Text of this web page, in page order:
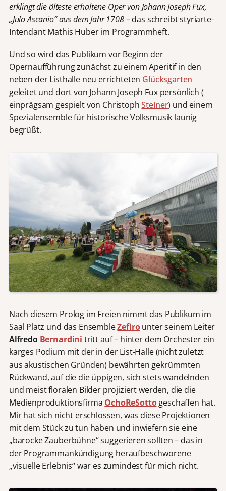
erklingt die älteste erhaltene Oper von Johann Joseph Fux,
„Julo Ascanio“ aus dem Jahr 1708 – das schreibt styriarte-
Intendant Mathis Huber im Programmheft.
Und so wird das Publikum vor Beginn der
Opernaufführung zunächst zu einem Aperitif in den
neben der Listhalle neu errichteten Glücksgarten
geleitet und dort von Johann Joseph Fux persönlich (
einprägsam gespielt von ChristophSteiner) und einem
Spezialensemble für historische Volksmusik launig
begrüßt.
Nach diesem Prolog im Freien nimmt das Publikum im
Saal Platz und das EnsembleZefiro unter seinem Leiter
Alfredo Bernardini tritt auf – hinter dem Orchester ein
karges Podium mit der in der List-Halle (nicht zuletzt
aus akustischen Gründen) bewährten gekrümmten
Rückwand, auf die die üppigen, sich stets wandelnden
und meist floralen Bilder projiziert werden, die die
Medienproduktionsfirma OchoReSottogeschaffen hat.
Mir hat sich nicht erschlossen, was diese Projektionen
mit dem Stück zu tun haben und inwiefern sie eine
„barocke Zauberbühne“ suggerieren sollten – das in
der Programmankündigung heraufbeschworene
„visuelle Erlebnis“ war es zumindest für mich nicht.